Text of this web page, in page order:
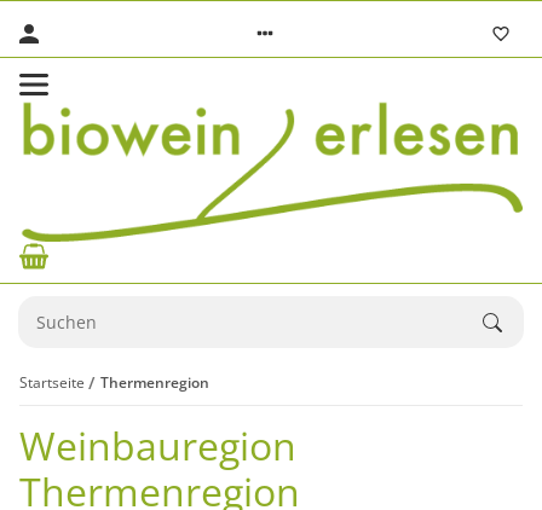
Startseite Thermenregion
Weinbauregion
Thermenregion